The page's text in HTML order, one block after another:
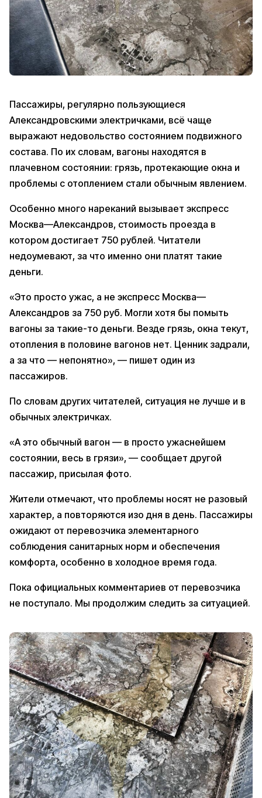
Пассажиры, регулярно пользующиеся
Александровскими электричками, всё чаще
выражают недовольство состоянием подвижного
состава. По их словам, вагоны находятся в
плачевном состоянии: грязь, протекающие окна и
проблемы с отоплением стали обычным явлением.
Особенно много нареканий вызывает экспресс
Москва—Александров, стоимость проезда в
котором достигает 750 рублей. Читатели
недоумевают, за что именно они платят такие
деньги.
«Это просто ужас, а не экспресс Москва—
Александров за 750 руб. Могли хотя бы помыть
вагоны за такие-то деньги. Везде грязь, окна текут,
отопления в половине вагонов нет. Ценник задрали,
а за что — непонятно», — пишет один из
пассажиров.
По словам других читателей, ситуация не лучше и в
обычных электричках.
«А это обычный вагон — в просто ужаснейшем
состоянии, весь в грязи», — сообщает другой
пассажир, присылая фото.
Жители отмечают, что проблемы носят не разовый
характер, а повторяются изо дня в день. Пассажиры
ожидают от перевозчика элементарного
соблюдения санитарных норм и обеспечения
комфорта, особенно в холодное время года.
Пока официальных комментариев от перевозчика
не поступало. Мы продолжим следить за ситуацией.